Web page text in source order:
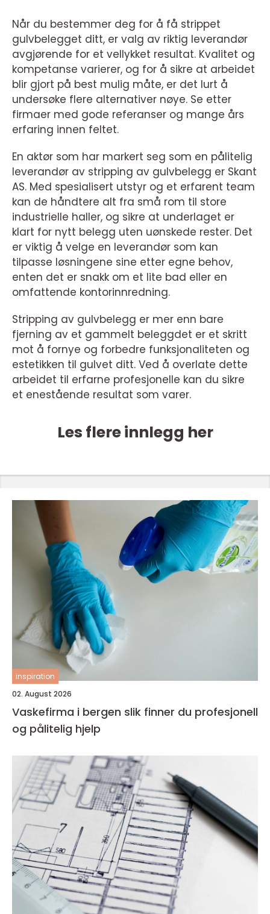
Når du bestemmer deg for å få strippet
gulvbelegget ditt, er valg av riktig leverandør
avgjørende for et vellykket resultat. Kvalitet og
kompetanse varierer, og for å sikre at arbeidet
blir gjort på best mulig måte, er det lurt å
undersøke flere alternativer nøye. Se etter
firmaer med gode referanser og mange års
erfaring innen feltet.
En aktør som har markert seg som en pålitelig
leverandør av stripping av gulvbelegg er Skant
AS. Med spesialisert utstyr og et erfarent team
kan de håndtere alt fra små rom til store
industrielle haller, og sikre at underlaget er
klart for nytt belegg uten uønskede rester. Det
er viktig å velge en leverandør som kan
tilpasse løsningene sine etter egne behov,
enten det er snakk om et lite bad eller en
omfattende kontorinnredning.
Stripping av gulvbelegg er mer enn bare
fjerning av et gammelt beleggdet er et skritt
mot å fornye og forbedre funksjonaliteten og
estetikken til gulvet ditt. Ved å overlate dette
arbeidet til erfarne profesjonelle kan du sikre
et enestående resultat som varer.
Les flere innlegg her
inspiration
02. August 2026
Vaskefirma i bergen slik finner du profesjonell
og pålitelig hjelp